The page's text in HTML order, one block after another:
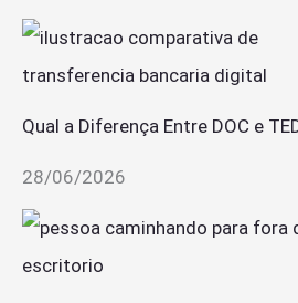
Qual a Diferença Entre DOC e
28/06/2026